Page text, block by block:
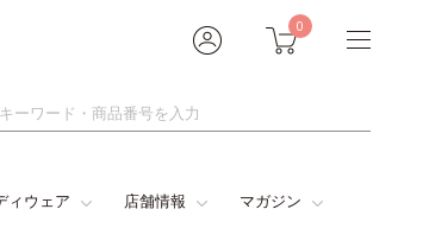
0
検
ィウェア 店舗情報 マガジン